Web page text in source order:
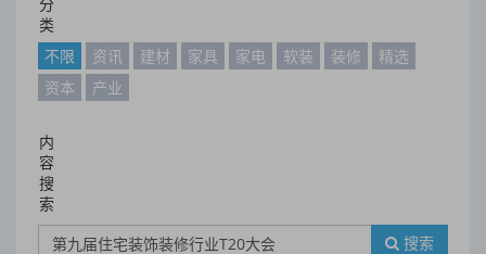
类
不限
资讯 建材 家具 家电 软装 装修
精选
资本
产业
内
容
搜
索
搜索